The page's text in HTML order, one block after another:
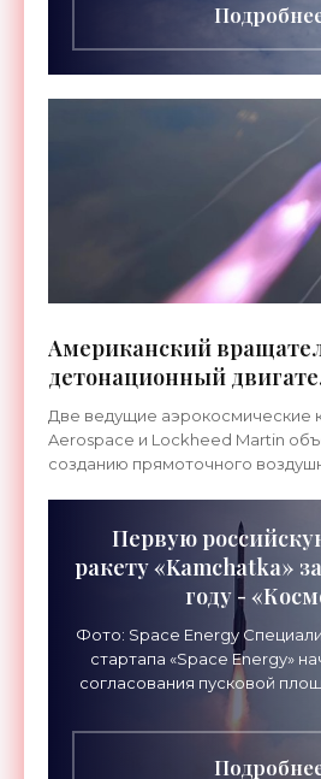
Американский
детонационный
эффективность
«Техника»
Две ведущие
Aerospace и Lockheed Martin
созданию прямоточного
Первую
ракету «Kamchatka»
году -
Фото: Space Energy
стартапа «Space Energy»
согласования пусковой
новой ракеты
первой